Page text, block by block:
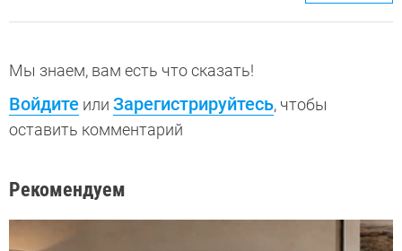
Мы знаем, вам есть что сказать!
Войдите или Зарегистрируйтесь, чтобы
оставить комментарий
Рекомендуем